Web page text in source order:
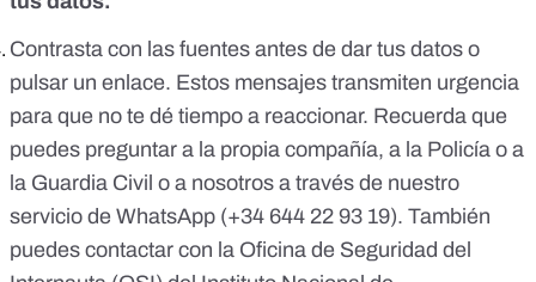
Contrasta con las fuentes antes de dar tus datos o
pulsar un enlace. Estos mensajes transmiten urgencia
para que no te dé tiempo a reaccionar. Recuerda que
puedes preguntar a la propia compañía, a la Policía o a
la Guardia Civil o a nosotros a través de nuestro
servicio de WhatsApp (+34 644 22 93 19). También
puedes contactar con la Oficina de Seguridad del